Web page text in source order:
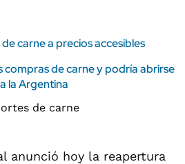
carne a precios accesibles
compras de carne y podría abrirse
la Argentina
anunció hoy la reapertura